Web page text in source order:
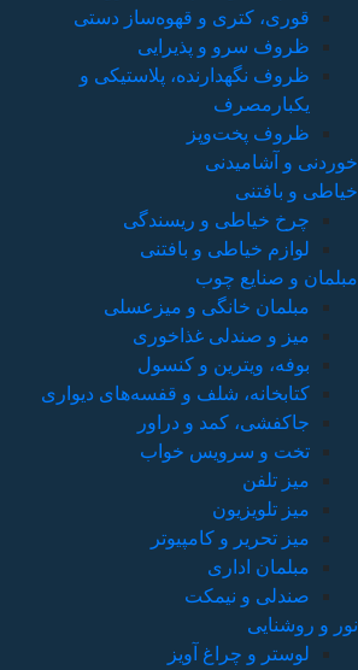
قوری، کتری و قهوه‌ساز دستی
ظروف سرو و پذیرایی
ظروف نگهدارنده، پلاستیکی و
یکبارمصرف
ظروف پخت‌وپز
خوردنی و آشامیدنی
خیاطی و بافتنی
چرخ خیاطی و ریسندگی
لوازم خیاطی و بافتنی
مبلمان و صنایع چوب
مبلمان خانگی و میزعسلی
میز و صندلی غذاخوری
بوفه، ویترین و کنسول
کتابخانه، شلف و قفسه‌های دیواری
جاکفشی، کمد و دراور
تخت و سرویس خواب
میز تلفن
میز تلویزیون
میز تحریر و کامپیوتر
مبلمان اداری
صندلی و نیمکت
نور و روشنایی
لوستر و چراغ آویز